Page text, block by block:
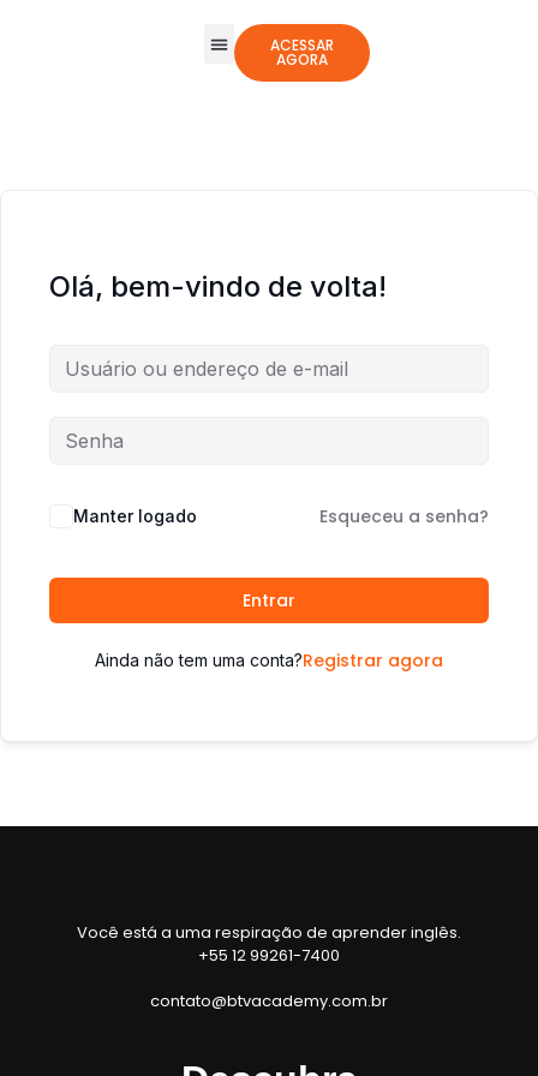
ACESSAR
AGORA
Olá, bem-vindo de volta!
Manter logado Esqueceu a senha?
Entrar
Ainda não tem uma conta?Registrar agora
Você está a uma respiração de aprender inglês.
+55 12 99261-7400
contato@btvacademy.com.br